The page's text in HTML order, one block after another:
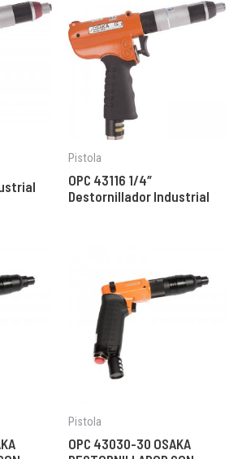
Pistola
OPC 43116 1/4″
Destornillador Industrial
Pistola
OPC 43030-30 OSAKA